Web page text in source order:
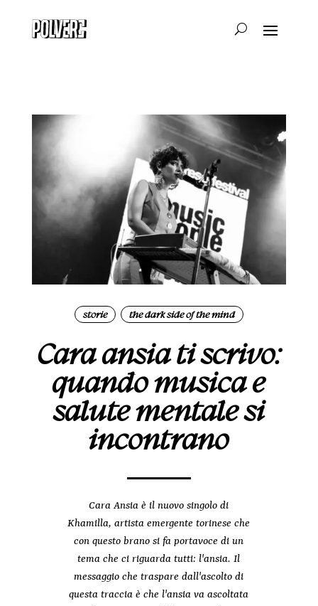
storie | the dark side of the mind
Cara ansia ti scrivo:
quando musica e
salute mentale si
incontrano
Cara Ansia è il nuovo singolo di
Khamilla, artista emergente torinese che
con questo brano si fa portavoce di un
tema che ci riguarda tutti: l'ansia. Il
messaggio che traspare dall'ascolto di
questa traccia è che l'ansia va ascoltata